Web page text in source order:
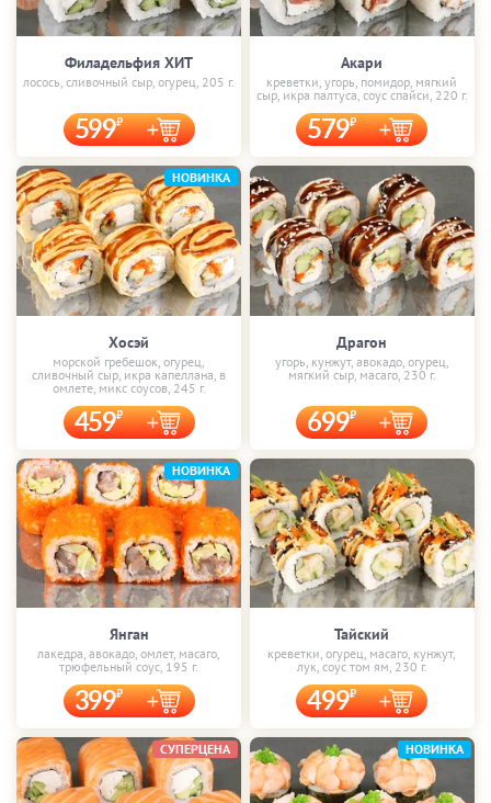
Филадельфия ХИТ
лосось, сливочный сыр, огурец, 205 г.
599
Акари
креветки, угорь, помидор, мягкий
сыр, икра палтуса, соус спайси, 220 г.
579
Хосэй
морской гребешок, огурец,
сливочный сыр, икра капеллана, в
омлете, микс соусов, 245 г.
459
НОВИНКА
Драгон
угорь, кунжут, авокадо, огурец,
мягкий сыр, масаго, 230 г.
699
Янган
лакедра, авокадо, омлет, масаго,
трюфельный соус, 195 г.
399
НОВИНКА
Тайский
креветки, огурец, масаго, кунжут,
лук, соус том ям, 230 г.
499
СУПЕРЦЕНА НОВИНКА